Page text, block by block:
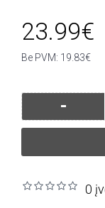
23.99€
Be PVM: 19.83€
-
0